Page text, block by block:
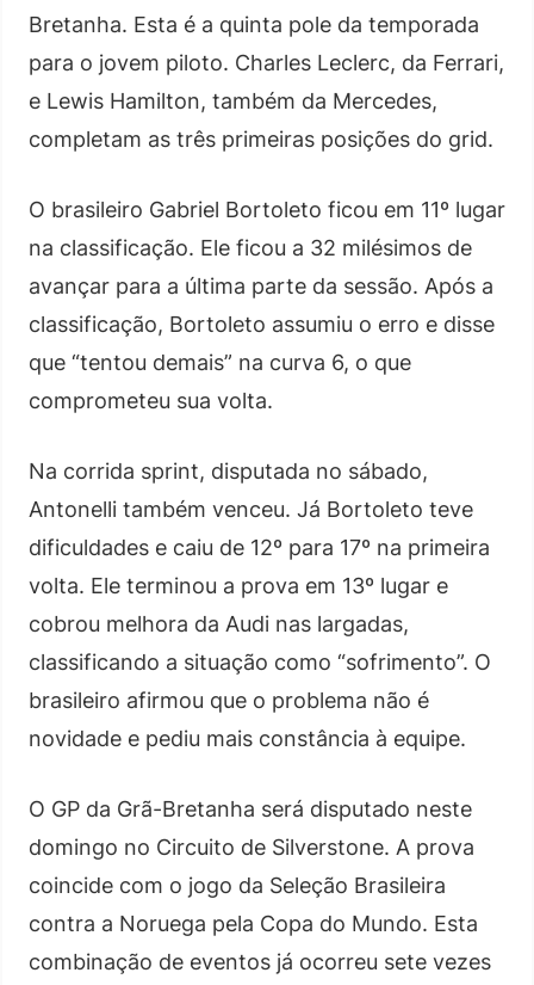
Bretanha. Esta é a quinta pole da temporada
para o jovem piloto. Charles Leclerc, da Ferrari,
e Lewis Hamilton, também da Mercedes,
completam as três primeiras posições do grid.
O brasileiro Gabriel Bortoleto ficou em 11º lugar
na classificação. Ele ficou a 32 milésimos de
avançar para a última parte da sessão. Após a
classificação, Bortoleto assumiu o erro e disse
que “tentou demais” na curva 6, o que
comprometeu sua volta.
Na corrida sprint, disputada no sábado,
Antonelli também venceu. Já Bortoleto teve
dificuldades e caiu de 12º para 17º na primeira
volta. Ele terminou a prova em 13º lugar e
cobrou melhora da Audi nas largadas,
classificando a situação como “sofrimento”. O
brasileiro afirmou que o problema não é
novidade e pediu mais constância à equipe.
O GP da Grã-Bretanha será disputado neste
domingo no Circuito de Silverstone. A prova
coincide com o jogo da Seleção Brasileira
contra a Noruega pela Copa do Mundo. Esta
combinação de eventos já ocorreu sete vezes